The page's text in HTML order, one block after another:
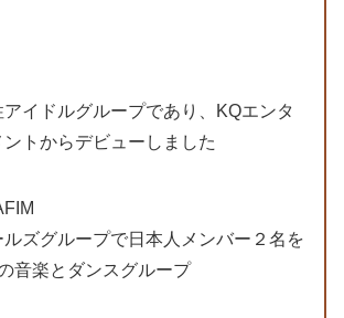
イドルグループであり、KQエンタ
トからデビューしました
ズグループで日本人メンバー２名を
音楽とダンスグループ